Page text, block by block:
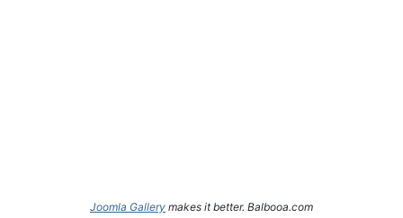
Joomla Gallery makes it better. Balbooa.com